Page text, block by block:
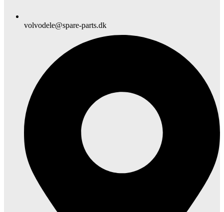
volvodele@spare-parts.dk